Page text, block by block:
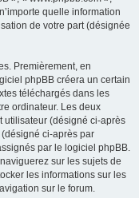
quelle information
de votre part (désignée
Premièrement, en
phpBB créera un certain
téléchargés dans les
ordinateur. Les deux
utilisateur (désigné ci-après
ci-après par
par le logiciel phpBB.
sur les sujets de
les informations sur les
sur le forum.